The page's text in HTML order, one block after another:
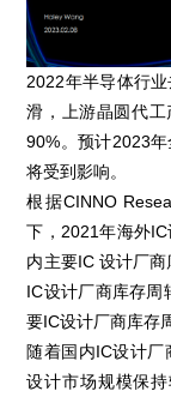
2022年半导体行
滑，上游晶圆代
90%。预计2023
将受到影响。
根据CINNO
下，2021年海外
内主要IC 设计厂
IC设计厂商库存周
要IC设计厂商库存
随着国内IC设计厂
设计市场规模保